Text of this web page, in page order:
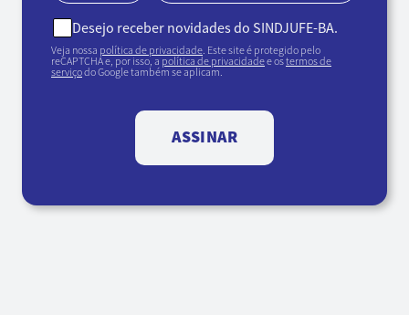
Desejo receber novidades do SINDJUFE-BA.
Veja nossa política de privacidade. Este site é protegido pelo
reCAPTCHA e, por isso, a política de privacidadee ostermos de
serviçodo Google também se aplicam.
ASSINAR